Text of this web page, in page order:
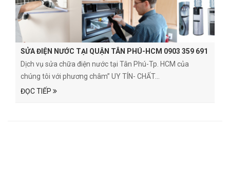
SỬA ĐIỆN NƯỚC TẠI QUẬN TÂN PHÚ-HCM 0903 359 691
Dịch vụ sửa chữa điện nước tại Tân Phú-Tp. HCM của
chúng tôi với phương châm” UY TÍN- CHẤT...
ĐỌC TIẾP